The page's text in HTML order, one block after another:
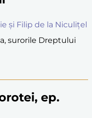
și Filip de la Niculițel
surorile Dreptului
ep.